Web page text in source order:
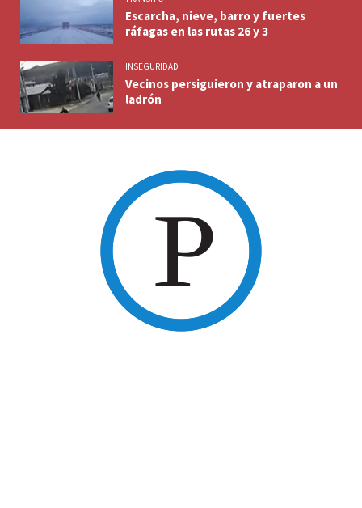
Escarcha, nieve, barro y fuertes
ráfagas en las rutas 26 y 3
INSEGURIDAD
Vecinos persiguieron y atraparon a un
ladrón